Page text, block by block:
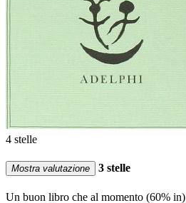
4 stelle
Mostra valutazione 3 stelle
Un buon libro che al momento (60%